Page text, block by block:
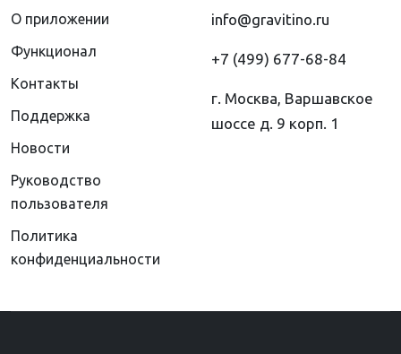
О приложении
Функционал
Контакты
Поддержка
Новости
Руководство
пользователя
Политика
конфиденциальности
info@gravitino.ru
+7 (499) 677-68-84
г. Москва, Варшавское
шоссе д. 9 корп. 1